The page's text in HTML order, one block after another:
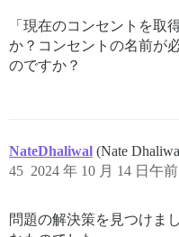
「現在のコンセントを取
か？コンセントの名前が
のですか？
NateDhaliwal (Nate
2024 年 10 月 14 日午
45
問題の解決策を見つけま